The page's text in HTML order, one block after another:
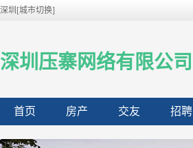
深圳[城市切换]
深圳压寨网络有限公司
首页 房产 交友 招聘